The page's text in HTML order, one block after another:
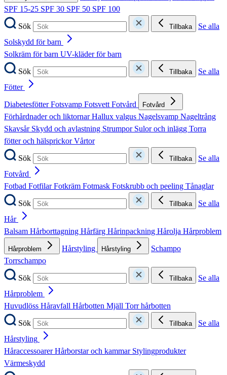
SPF 15-25 SPF 30 SPF 50 SPF 100
Sök
Tillbaka
Se alla
Solskydd för barn
Solkräm för barn UV-kläder för barn
Sök
Tillbaka
Se alla
Fötter
DiabetesfötterFotsvamp FotsvettFotvård Fotvård
Förhårdnader och liktornarHallux valgus Nagelsvamp Nageltrång
Skavsår Skydd och avlastning Strumpor Sulor och inlägg Torra
fötter och hälsprickorVårtor
Sök
Tillbaka
Se alla
Fotvård
Fotbad FotfilarFotkräm Fotmask Fotskrubb och peeling Tånaglar
Sök
Tillbaka
Se alla
Hår
Balsam Hårborttagning Hårfärg Hårinpackning Hårolja Hårproblem
Hårproblem Hårstyling Hårstyling
Schampo
Torrschampo
Sök
Tillbaka
Se alla
Hårproblem
Huvudlöss Håravfall Hårbotten Mjäll Torr hårbotten
Sök
Tillbaka
Se alla
Hårstyling
HåraccessoarerHårborstar och kammar Stylingprodukter
Värmeskydd